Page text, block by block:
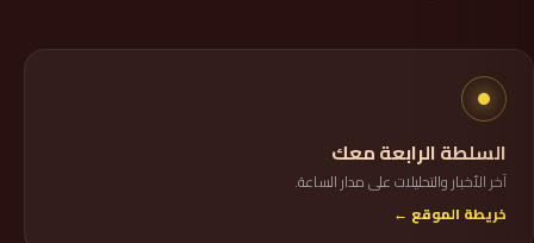
السلطة الرابعة معك
آخر الأخبار والتحليلات على مدار الساعة.
خريطة الموقع ←